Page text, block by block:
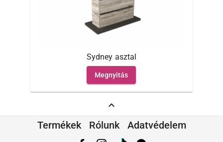
Sydney asztal
Megnyitás
expand_less
Termékek
Rólunk Adatvédelem